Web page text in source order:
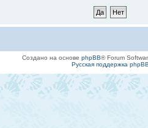
Создано на основе phpBB® Forum
Русская поддержка phpBB